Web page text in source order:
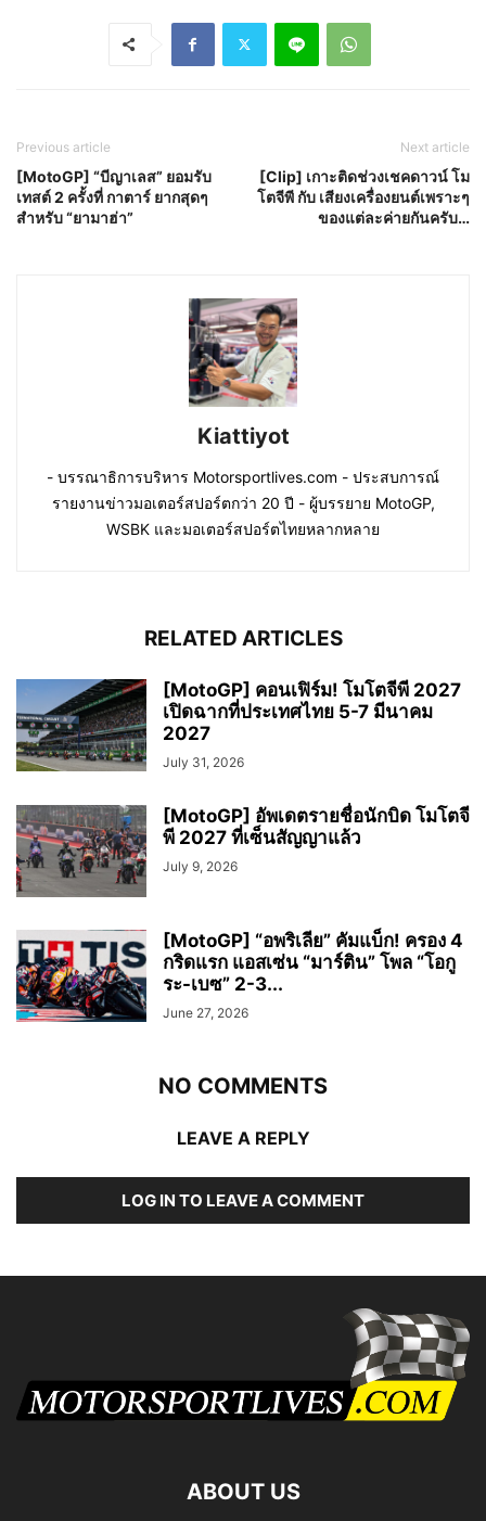
Previous article
[MotoGP] “บีญาเลส” ยอมรับ
เทสต์ 2 ครั้งที่ กาตาร์ ยากสุดๆ
สำหรับ “ยามาฮ่า”
Next article
[Clip] เกาะติดช่วงเชคดาวน์ โม
โตจีพี กับ เสียงเครื่องยนต์เพราะๆ
ของแต่ละค่ายกันครับ…
Kiattiyot
- บรรณาธิการบริหาร Motorsportlives.com - ประสบการณ์
รายงานข่าวมอเตอร์สปอร์ตกว่า 20 ปี - ผู้บรรยาย MotoGP,
WSBK และมอเตอร์สปอร์ตไทยหลากหลาย
RELATED ARTICLES
[MotoGP] คอนเฟิร์ม! โมโตจีพี 2027
เปิดฉากที่ประเทศไทย 5-7 มีนาคม
2027
July 31, 2026
[MotoGP] อัพเดตรายชื่อนักบิด โมโตจี
พี 2027 ที่เซ็นสัญญาแล้ว
July 9, 2026
[MotoGP] “อพริเลีย” คัมแบ็ก! ครอง 4
กริดแรก แอสเซ่น “มาร์ติน” โพล “โอกู
ระ-เบซ” 2-3...
June 27, 2026
NO COMMENTS
LEAVE A REPLY
LOG IN TO LEAVE A COMMENT
ABOUT US